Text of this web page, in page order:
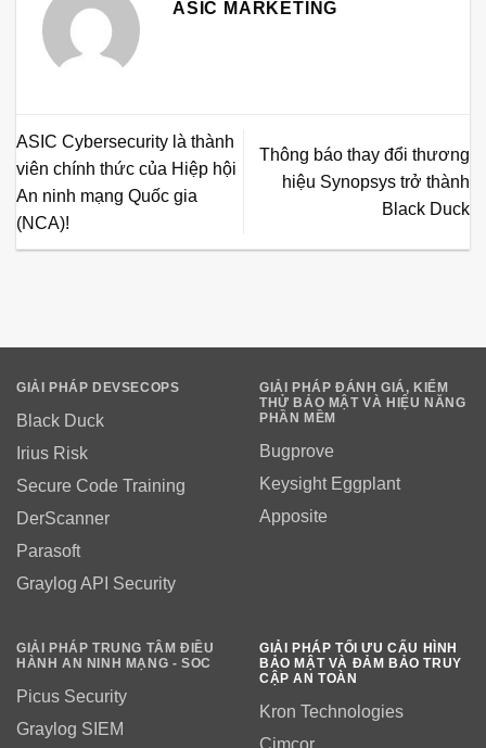
ASIC MARKETING
ASIC Cybersecurity là thành
viên chính thức của Hiệp hội
An ninh mạng Quốc gia
(NCA)!
Thông báo thay đổi thương
hiệu Synopsys trở thành
Black Duck
GIẢI PHÁP DEVSECOPS
Black Duck
Irius Risk
Secure Code Training
DerScanner
Parasoft
Graylog API Security
GIẢI PHÁP ĐÁNH GIÁ, KIỂM
THỬ BẢO MẬT VÀ HIỆU NĂNG
PHẦN MỀM
Bugprove
Keysight Eggplant
Apposite
GIẢI PHÁP TRUNG TÂM ĐIỀU
HÀNH AN NINH MẠNG - SOC
Picus Security
Graylog SIEM
GIẢI PHÁP TỐI ƯU CẤU HÌNH
BẢO MẬT VÀ ĐẢM BẢO TRUY
CẬP AN TOÀN
Kron Technologies
Cimcor